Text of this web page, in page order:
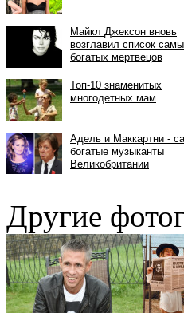
Другие